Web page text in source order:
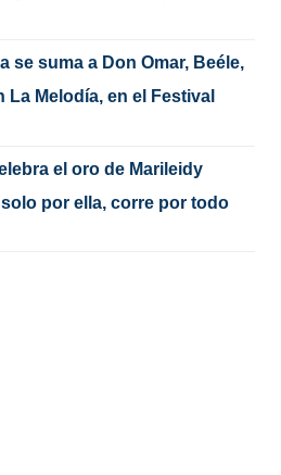
se suma a Don Omar, Beéle,
La Melodía, en el Festival
el oro de Marileidy
por ella, corre por todo